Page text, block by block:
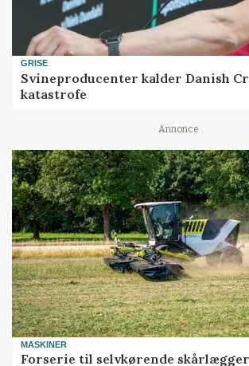
GRISE
Svineproducenter kalder Danish
katastrofe
Annonce
MASKINER
Forserie til selvkørende